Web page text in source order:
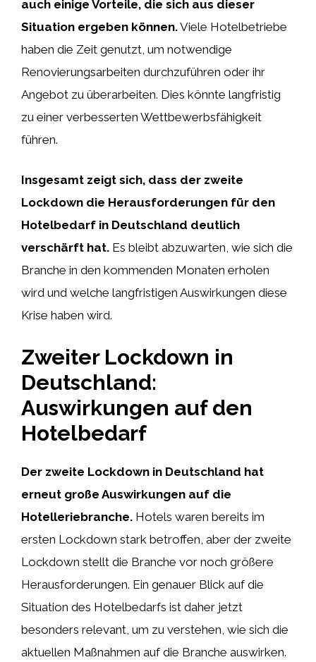
auch einige Vorteile, die sich aus dieser
Situation ergeben können.Viele Hotelbetriebe
haben die Zeit genutzt, um notwendige
Renovierungsarbeiten durchzuführen oder ihr
Angebot zu überarbeiten. Dies könnte langfristig
zu einer verbesserten Wettbewerbsfähigkeit
führen.
Insgesamt zeigt sich, dass der zweite
Lockdown die Herausforderungen für den
Hotelbedarf in Deutschland deutlich
verschärft hat. Es bleibt abzuwarten, wie sich die
Branche in den kommenden Monaten erholen
wird und welche langfristigen Auswirkungen diese
Krise haben wird.
Zweiter Lockdown in
Deutschland:
Auswirkungen auf den
Hotelbedarf
Der zweite Lockdown in Deutschland hat
erneut große Auswirkungen auf die
Hotelleriebranche. Hotels waren bereits im
ersten Lockdown stark betroffen, aber der zweite
Lockdown stellt die Branche vor noch größere
Herausforderungen. Ein genauer Blick auf die
Situation des Hotelbedarfs ist daher jetzt
besonders relevant, um zu verstehen, wie sich die
aktuellen Maßnahmen auf die Branche auswirken.